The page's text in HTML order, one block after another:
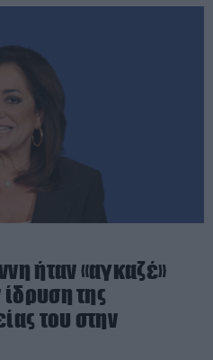
ήταν «αγκαζέ»
της
του στην